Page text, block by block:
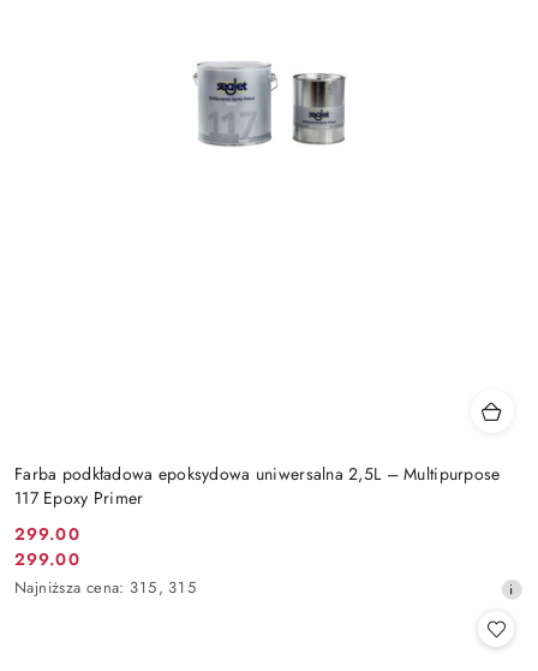
Farba podkładowa epoksydowa uniwersalna 2,5L – Multipurpose
117 Epoxy Primer
Cena
promocyjna:
299.00
Cena
promocyjna:
299.00
Najniższa
Najniższa cena: 315, 315